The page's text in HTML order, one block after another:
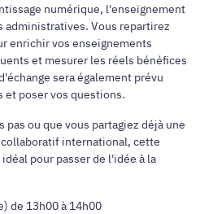
numérique, l'enseignement
Vous repartirez
enrichir vos enseignements
et mesurer les réels bénéfices
sera également prévu
et poser vos questions.
ou que vous partagiez déjà une
international, cette
pour passer de l'idée à la
de 13h00 à 14h00